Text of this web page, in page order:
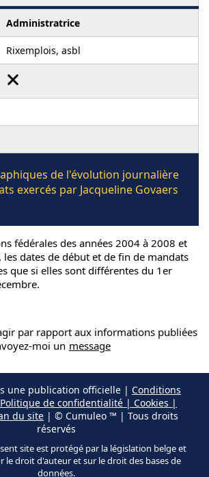
Administratrice
Rixemplois, asbl
de l'évolution journalière
exercés par Jacqueline Govaers
fédérales des années 2004 à 2008 et
dates de début et de fin de mandats
que si elles sont différentes du 1er
par rapport aux informations publiées
moi un message
une publication officielle | Conditions
de confidentialité | Cookies |
du site | © Cumuleo ™ | Tous droits
réservés
site est protégé par la législation belge et
le droit d'auteur et sur le droit des bases de
données.